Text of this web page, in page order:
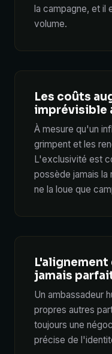
la campagne, et il
volume.
Les coûts
imprévisible
À mesure qu'un
grimpent et les
L'exclusivité est
possède jamais la
ne la loue que
L'alignement
jamais
Un ambassadeur
propres autres
toujours une
précise de